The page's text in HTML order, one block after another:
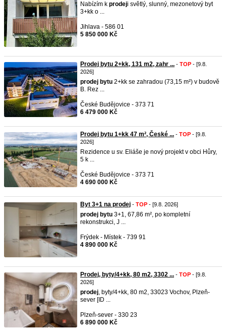
Nabízím k prodeji světlý, slunný, mezonetový byt
3+kk o ...
Jihlava - 586 01
5 850 000 Kč
Prodej bytu 2+kk, 131 m2, zahr ... - TOP - [9.8.
2026]
prodej bytu 2+kk se zahradou (73,15 m²) v budově
B. Rez ...
České Budějovice - 373 71
6 479 000 Kč
Prodej bytu 1+kk 47 m², České ... - TOP - [9.8.
2026]
Rezidence u sv. Eliáše je nový projekt v obci Hůry,
5 k ...
České Budějovice - 373 71
4 690 000 Kč
Byt 3+1 na prodej - TOP - [9.8. 2026]
prodej bytu 3+1, 67,86 m², po kompletní
rekonstrukci, J ...
Frýdek - Místek - 739 91
4 890 000 Kč
Prodej, byty/4+kk, 80 m2, 3302 ... - TOP - [9.8.
2026]
prodej, byty/4+kk, 80 m2, 33023 Vochov, Plzeň-
sever [ID ...
Plzeň-sever - 330 23
6 890 000 Kč